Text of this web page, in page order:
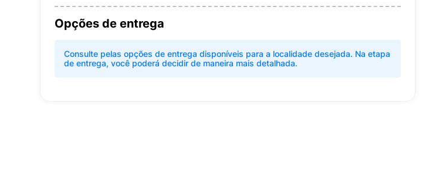
Opções de entrega
Consulte pelas opções de entrega disponíveis para a localidade desejada. Na etapa
de entrega, você poderá decidir de maneira mais detalhada.